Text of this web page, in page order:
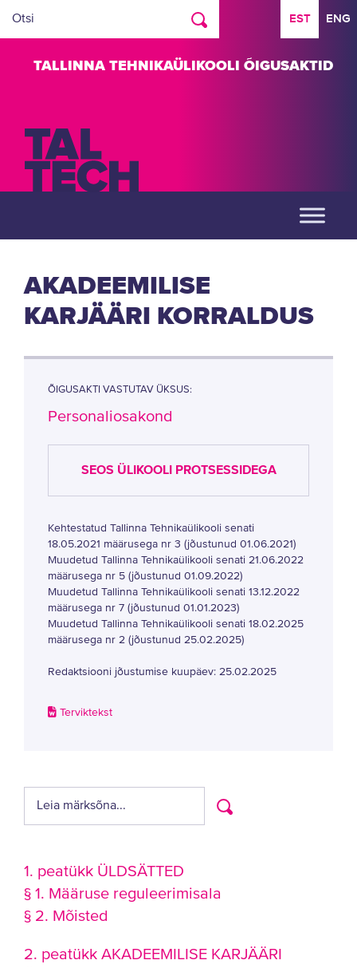
EST ENG
TALLINNA TEHNIKAÜLIKOOLI ÕIGUSAKTID
AKADEEMILISE
KARJÄÄRI KORRALDUS
ÕIGUSAKTI VASTUTAV ÜKSUS:
Personaliosakond
SEOS ÜLIKOOLI PROTSESSIDEGA
Kehtestatud Tallinna Tehnikaülikooli senati
18.05.2021 määrusega nr 3 (jõustunud 01.06.2021)
Muudetud Tallinna Tehnikaülikooli senati 21.06.2022
määrusega nr 5 (jõustunud 01.09.2022)
Muudetud Tallinna Tehnikaülikooli senati 13.12.2022
määrusega nr 7 (jõustunud 01.01.2023)
Muudetud Tallinna Tehnikaülikooli senati 18.02.2025
määrusega nr 2 (jõustunud 25.02.2025)
Redaktsiooni jõustumise kuupäev: 25.02.2025
Terviktekst
1. peatükk ÜLDSÄTTED
§ 1. Määruse reguleerimisala
§ 2. Mõisted
2. peatükk AKADEEMILISE KARJÄÄRI